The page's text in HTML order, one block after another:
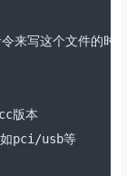
来写这个文件的时
版本
pci /usb等